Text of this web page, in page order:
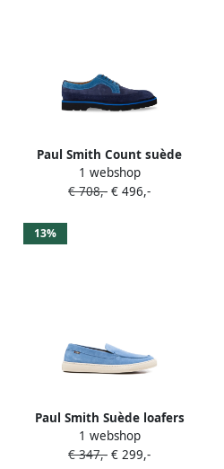
Paul Smith Count suède
brogues Blauw
1 webshop
€ 708,- € 496,-
13%
Paul Smith Suède loafers
Blauw
1 webshop
€ 347,- € 299,-